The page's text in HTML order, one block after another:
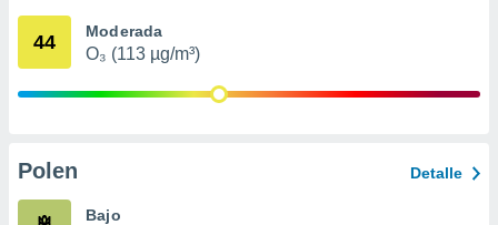
mediante
publicidad
44 Moderada
O₃ (113 µg/m³)
Polen Detalle
Bajo